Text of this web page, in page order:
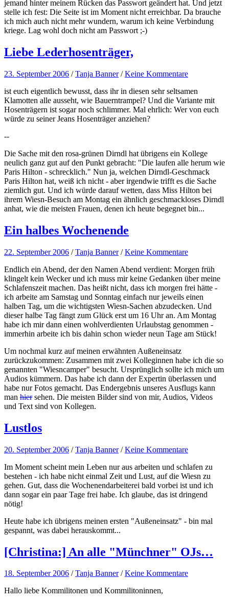
jemand hinter meinem Rücken das Passwort geändert hat. Und jetzt
stelle ich fest: Die Seite ist im Moment nicht erreichbar. Da brauche
ich mich auch nicht mehr wundern, warum ich keine Verbindung
kriege. Lag wohl doch nicht am Passwort ;-)
Liebe Lederhosenträger,
23. September 2006 /Tanja Banner /Keine Kommentare
ist euch eigentlich bewusst, dass ihr in diesen sehr seltsamen
Klamotten alle ausseht, wie Bauerntrampel? Und die Variante mit
Hosenträgern ist sogar noch schlimmer. Mal ehrlich: Wer von euch
würde zu seiner Jeans Hosenträger anziehen?
--
Die Sache mit den rosa-grünen Dirndl hat übrigens ein Kollege
neulich ganz gut auf den Punkt gebracht: "Die laufen alle herum wie
Paris Hilton - schrecklich." Nun ja, welchen Dirndl-Geschmack
Paris Hilton hat, weiß ich nicht - aber irgendwie trifft es die Sache
ziemlich gut. Und ich würde darauf wetten, dass Miss Hilton bei
ihrem Wiesn-Besuch am Montag ein ähnlich geschmackloses Dirndl
anhat, wie die meisten Frauen, denen ich heute begegnet bin...
Ein halbes Wochenende
22. September 2006 /Tanja Banner /Keine Kommentare
Endlich ein Abend, der den Namen Abend verdient: Morgen früh
klingelt kein Wecker und ich muss mir keine Gedanken über meine
Schlafenszeit machen. Das heißt nicht, dass ich morgen frei hätte -
ich arbeite am Samstag und Sonntag einfach nur jeweils einen
halben Tag, um die wichtigsten Wiesn-Sachen abzudecken. Und
dieser halbe Tag fängt zum Glück erst um 16 Uhr an. Am Montag
habe ich mir dann einen wohlverdienten Urlaubstag genommen -
immerhin arbeite ich bis dahin schon wieder neun Tage am Stück!
Um nochmal kurz auf meinen erwähnten Außeneinsatz
zurückzukommen: Zusammen mit zwei Kolleginnen habe ich die so
genannten "Wiesncamper" besucht. Ursprünglich sollte ich mich um
Audios kümmern. Das habe ich dann der Expertin überlassen und
habe nur Fotos gemacht. Das Endergebnis unseres Ausflugs kann
man hiersehen. Die meisten Bilder sind von mir, Audios, Videos
und Text sind von Kollegen.
Lustlos
20. September 2006 /Tanja Banner /Keine Kommentare
Im Moment scheint mein Leben nur aus arbeiten und schlafen zu
bestehen - ich habe nicht einmal Zeit und Lust, auf die Wiesn zu
gehen. Gut, dass die Wochenendarbeiterei bald vorbei ist und ich
dann sogar ein paar Tage frei habe. Ich glaube, das ist dringend
nötig!
Heute habe ich übrigens meinen ersten "Außeneinsatz" - bin mal
gespannt, was dabei herauskommt...
[Christina:] An alle "Münchner" OJs…
18. September 2006 /Tanja Banner /Keine Kommentare
Hallo liebe Kommilitonen und Kommilitoninnen,